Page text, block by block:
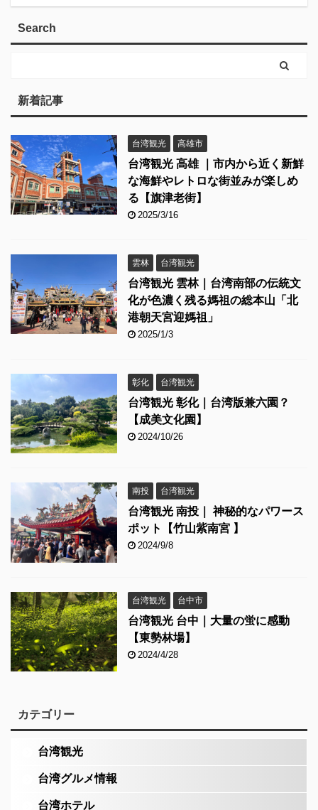
Search
新着記事
台湾観光 高雄市
台湾観光 高雄 ｜市内から近く新鮮
な海鮮やレトロな街並みが楽しめ
る【旗津老街】
2025/3/16
雲林 台湾観光
台湾観光 雲林｜台湾南部の伝統文
化が色濃く残る媽祖の総本山「北
港朝天宮迎媽祖」
2025/1/3
彰化 台湾観光
台湾観光 彰化｜台湾版兼六園？
【成美文化園】
2024/10/26
南投 台湾観光
台湾観光 南投｜ 神秘的なパワース
ポット【竹山紫南宮 】
2024/9/8
台湾観光 台中市
台湾観光 台中｜大量の蛍に感動
【東勢林場】
2024/4/28
カテゴリー
台湾観光
台湾グルメ情報
台湾ホテル